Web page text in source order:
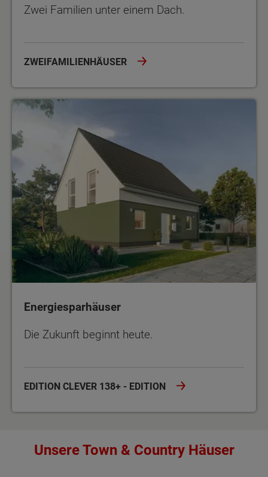
Zwei Familien unter einem Dach.
ZWEIFAMILIENHÄUSER
Energiesparhäuser
Energiesparhäuser
Die Zukunft beginnt heute.
EDITION CLEVER 138+ - EDITION
Unsere Town & Country Häuser